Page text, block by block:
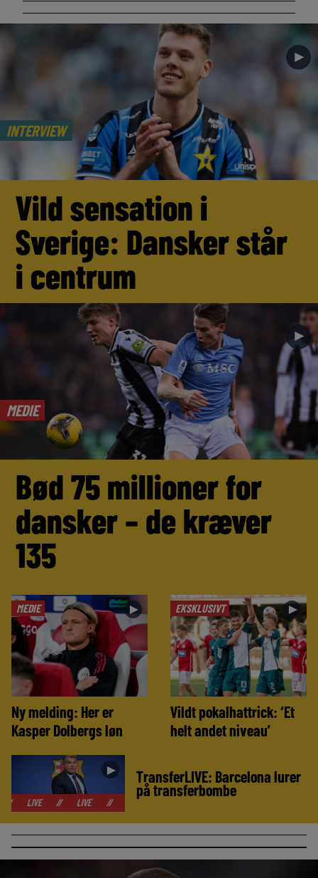
INTERVIEW
►
Vild sensation i
Sverige: Dansker står
i centrum
MEDIE
►
Bød 75 millioner for
dansker – de kræver
135
MEDIE ►
Ny melding: Her er
Kasper Dolbergs løn
EKSKLUSIVT ►
Vildt pokalhattrick: ‘Et
helt andet niveau’
►
LIVE LIVE LIVE
TransferLIVE: Barcelona lurer
på transferbombe